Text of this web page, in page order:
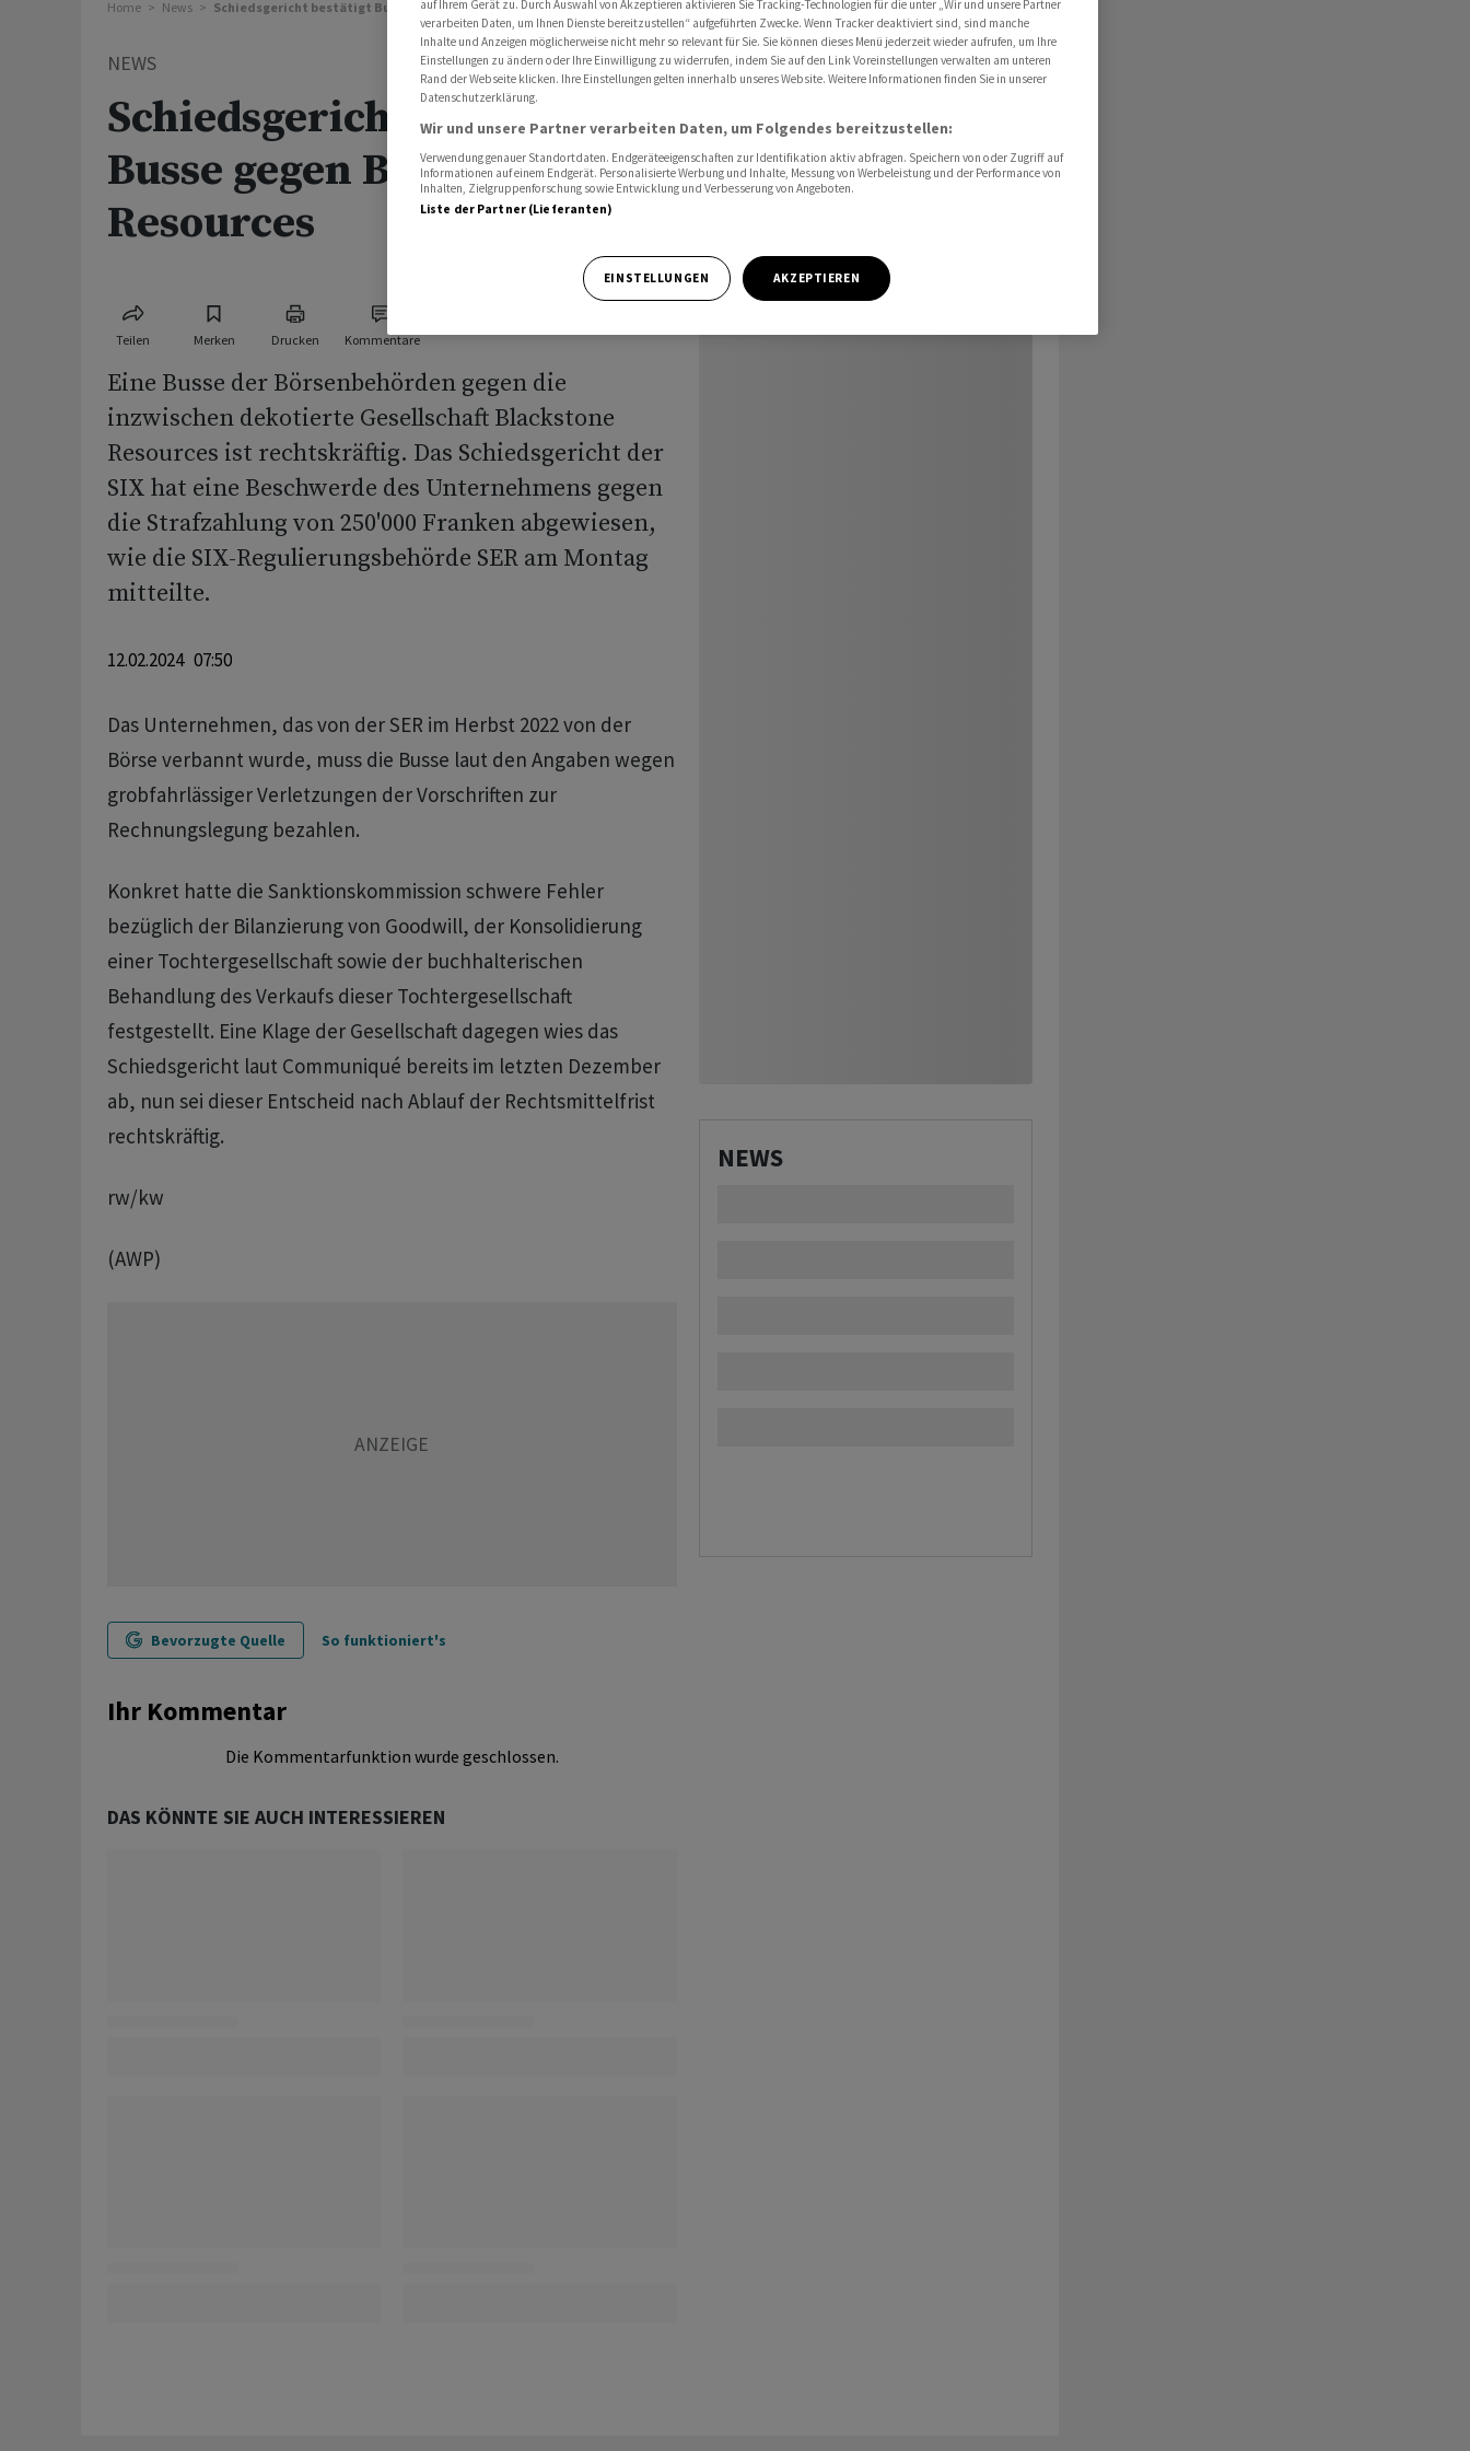
Home News Schiedsgericht bestätigt Busse gegen Blackstone Resources
NEWS
Schiedsgericht bestätigt
Busse gegen Blackstone
Resources
Teilen Merken Drucken Kommentare
Eine Busse der Börsenbehörden gegen die
inzwischen dekotierte Gesellschaft Blackstone
Resources ist rechtskräftig. Das Schiedsgericht der
SIX hat eine Beschwerde des Unternehmens gegen
die Strafzahlung von 250'000 Franken abgewiesen,
wie die SIX-Regulierungsbehörde SER am Montag
mitteilte.
12.02.2024 07:50
Das Unternehmen, das von der SER im Herbst 2022 von der
Börse verbannt wurde, muss die Busse laut den Angaben wegen
grobfahrlässiger Verletzungen der Vorschriften zur
Rechnungslegung bezahlen.
Konkret hatte die Sanktionskommission schwere Fehler
bezüglich der Bilanzierung von Goodwill, der Konsolidierung
einer Tochtergesellschaft sowie der buchhalterischen
Behandlung des Verkaufs dieser Tochtergesellschaft
festgestellt. Eine Klage der Gesellschaft dagegen wies das
Schiedsgericht laut Communiqué bereits im letzten Dezember
ab, nun sei dieser Entscheid nach Ablauf der Rechtsmittelfrist
rechtskräftig.
rw/kw
(AWP)
Bevorzugte Quelle So funktioniert's
Ihr Kommentar
Die Kommentarfunktion wurde geschlossen.
DAS KÖNNTE SIE AUCH INTERESSIEREN
NEWS
auf Ihrem Gerät zu. Durch Auswahl von Akzeptieren aktivieren Sie Tracking-Technologien für die unter „Wir und unsere Partner
verarbeiten Daten, um Ihnen Dienste bereitzustellen“ aufgeführten Zwecke. Wenn Tracker deaktiviert sind, sind manche
Inhalte und Anzeigen möglicherweise nicht mehr so relevant für Sie. Sie können dieses Menü jederzeit wieder aufrufen, um Ihre
Einstellungen zu ändern oder Ihre Einwilligung zu widerrufen, indem Sie auf den Link Voreinstellungen verwalten am unteren
Rand der Webseite klicken. Ihre Einstellungen gelten innerhalb unseres Website. Weitere Informationen finden Sie in unserer
Datenschutzerklärung.
Wir und unsere Partner verarbeiten Daten, um Folgendes bereitzustellen:
Verwendung genauer Standortdaten. Endgeräteeigenschaften zur Identifikation aktiv abfragen. Speichern von oder Zugriff auf
Informationen auf einem Endgerät. Personalisierte Werbung und Inhalte, Messung von Werbeleistung und der Performance von
Inhalten, Zielgruppenforschung sowie Entwicklung und Verbesserung von Angeboten.
Liste der Partner (Lieferanten)
EINSTELLUNGEN AKZEPTIEREN